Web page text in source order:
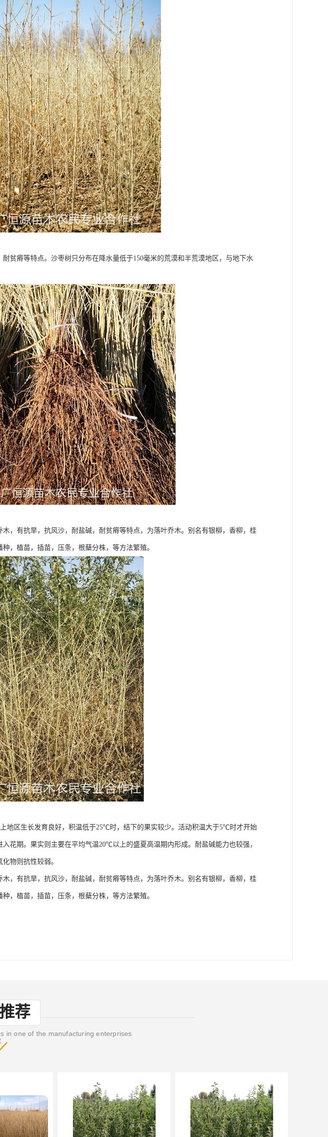
贫瘠等特点。沙枣树只分布在降水量低于150毫米的荒漠和半荒漠地区，与地下水
，有抗旱，抗风沙，耐盐碱，耐贫瘠等特点，为落叶乔木。别名有银柳，香柳，桂
，植苗，插苗，压条，根蘖分株，等方法繁殖。
地区生长发育良好，积温低于25℃时，结下的果实较少。活动积温大于5℃时才开始
花期。果实则主要在平均气温20℃以上的盛夏高温期内形成。耐盐碱能力也较强，
物则抗性较弱。
，有抗旱，抗风沙，耐盐碱，耐贫瘠等特点，为落叶乔木。别名有银柳，香柳，桂
，植苗，插苗，压条，根蘖分株，等方法繁殖。
荐
in one of the manufacturing enterprises